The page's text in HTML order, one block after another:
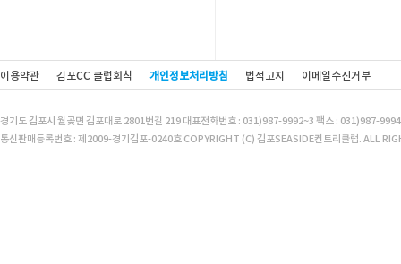
이용약관 김포CC 클럽회칙 개인정보처리방침 법적고지 이메일수신거부
경기도 김포시 월곶면 김포대로 2801번길 219 대표전화번호 : 031)987-9992~3 팩스 : 031)987-
통신판매등록번호 : 제2009-경기김포-0240호 COPYRIGHT (C) 김포SEASIDE컨트리클럽. ALL